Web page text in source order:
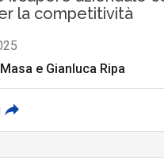
la competitività
e Gianluca Ripa